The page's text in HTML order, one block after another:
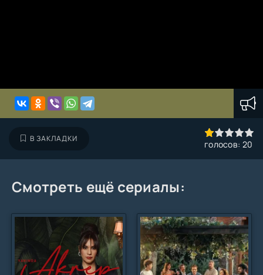
В ЗАКЛАДКИ
голосов: 20
Смотреть ещё сериалы: